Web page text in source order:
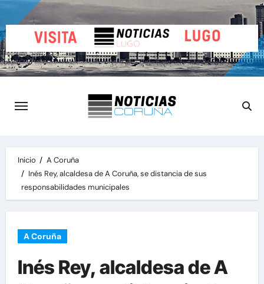
al
contenido
Inicio
A Coruña
Inés Rey, alcaldesa de A Coruña, se distancia de sus
responsabilidades municipales
A Coruña
Inés Rey, alcaldesa de A